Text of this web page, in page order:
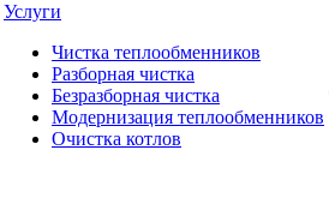
Услуги
Чистка теплообменников
Разборная чистка
Безразборная чистка
Модернизация теплообменников
Очистка котлов